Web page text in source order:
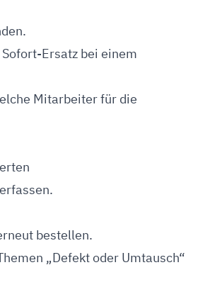
Ersatz bei einem
Mitarbeiter für die
bestellen.
„Defekt oder Umtausch“